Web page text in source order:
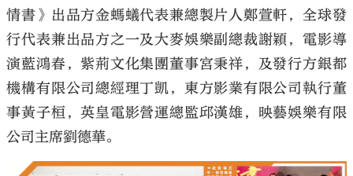
情書》出品方金螞蟻代表兼總製片人鄭萱軒，全球發
行代表兼出品方之一及大麥娛樂副總裁謝穎，電影導
演藍鴻春，紫荊文化集團董事宮秉祥，及發行方銀都
機構有限公司總經理丁凱，東方影業有限公司執行董
事黃子桓，英皇電影營運總監邱漢雄，映藝娛樂有限
公司主席劉德華。